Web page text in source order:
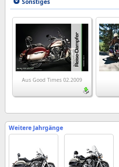
Sonstiges
Aus Good Times 02.2009
Weitere Jahrgänge